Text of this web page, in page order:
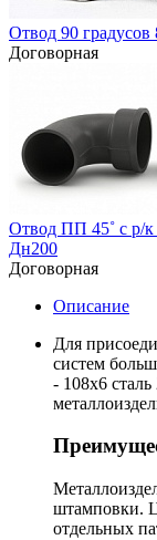
Отвод 90
Договорная
Отвод ПП 45˚ с р/
Дн200
Договорная
Описание
Для
систем
- 108х6
штамповки.
отдельных